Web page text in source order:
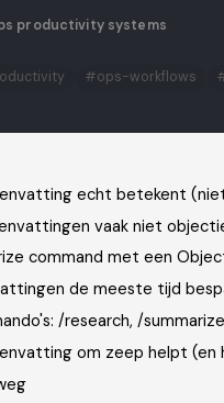
productivity systems
#ops-workflows
echt betekent
vaak niet
command met een
de meeste tijd
/research, /
om zeep helpt (en